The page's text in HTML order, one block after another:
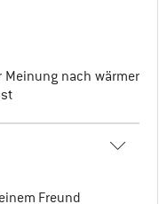
nach wärmer
Freund